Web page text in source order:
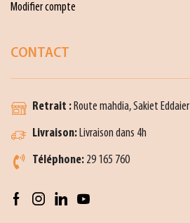
Modifier compte
CONTACT
Retrait :Route mahdia, Sakiet Eddaier
Livraison:Livraison dans 4h
Téléphone: 29 165 760